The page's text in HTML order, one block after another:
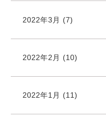
2022年3月 (7)
2022年2月 (10)
2022年1月 (11)